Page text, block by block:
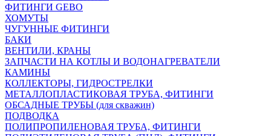
ФИТИНГИ GEBO
ХОМУТЫ
ЧУГУННЫЕ ФИТИНГИ
БАКИ
ВЕНТИЛИ, КРАНЫ
ЗАПЧАСТИ НА КОТЛЫ И ВОДОНАГРЕВАТЕЛИ
КАМИНЫ
КОЛЛЕКТОРЫ, ГИДРОСТРЕЛКИ
МЕТАЛЛОПЛАСТИКОВАЯ ТРУБА, ФИТИНГИ
ОБСАДНЫЕ ТРУБЫ (для скважин)
ПОДВОДКА
ПОЛИПРОПИЛЕНОВАЯ ТРУБА, ФИТИНГИ